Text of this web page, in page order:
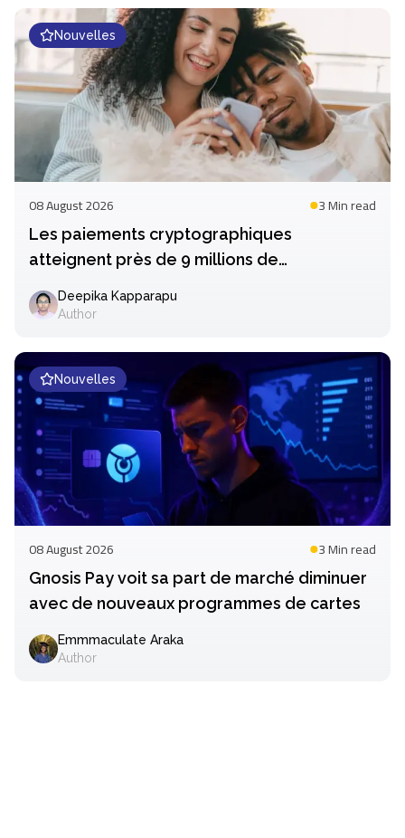
Nouvelles
08 August 2026 3 Minread
Les paiements cryptographiques
atteignent près de 9 millions de
Deepika Kapparapu
Author
Nouvelles
08 August 2026 3 Minread
Gnosis Pay voit sa part de marché diminuer
avec de nouveaux programmes de cartes
Emmmaculate Araka
Author